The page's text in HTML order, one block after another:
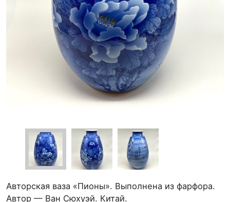
Авторская ваза «Пионы». Выполнена из фарфора.
Автор — Ван Сюхуэй. Китай.